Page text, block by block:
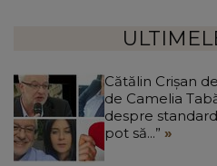
Cătălin Crișan
de Camelia
despre
pot să...”